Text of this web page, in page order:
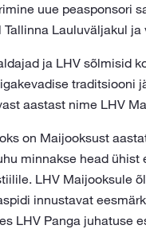
uue peasponsori
Lauluväljakul
ja LHV sõlmisid
traditsiooni
aastast nime LHV
on Maijooksust
minnakse head
LHV Maijooksule
innustavat
LHV Panga juhatuse